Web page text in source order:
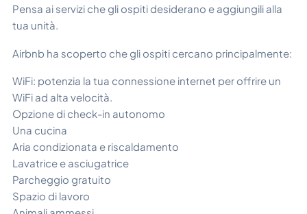
Pensa ai servizi che gli ospiti desiderano e aggiungili alla
tua unità.
Airbnb ha scoperto che gli ospiti cercano principalmente:
WiFi: potenzia la tua connessione internet per offrire un
WiFi ad alta velocità.
Opzione di check-in autonomo
Una cucina
Aria condizionata e riscaldamento
Lavatrice e asciugatrice
Parcheggio gratuito
Spazio di lavoro